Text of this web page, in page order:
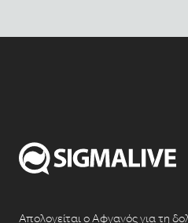
Απολογείται ο Αφγανός για τη